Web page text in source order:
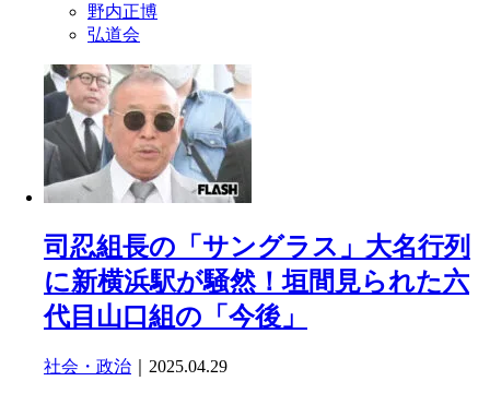
野内正博
弘道会
司忍組長の「サングラス」大名行列
に新横浜駅が騒然！垣間見られた六
代目山口組の「今後」
社会・政治 ｜2025.04.29